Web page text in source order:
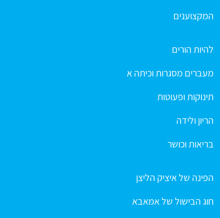
המקצוענים
להיות הורים
מעברים מסגרות וכיתה א
תינוקות ופעוטות
הריון ולידה
בריאות וכושר
הפינה של איציק הליצן
חוג הבישול של אמאבא